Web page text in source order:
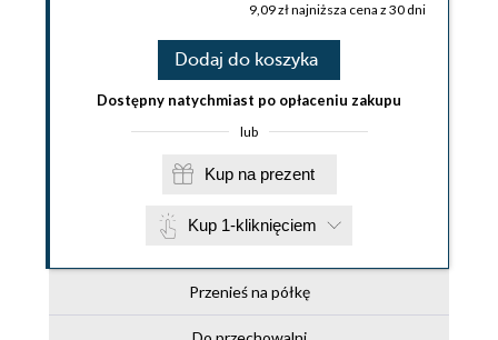
9,09 zł najniższa cena z 30 dni
Dodaj do koszyka
Dostępny natychmiast po opłaceniu zakupu
lub
Kup na prezent
Kup 1-kliknięciem
Przenieś na półkę